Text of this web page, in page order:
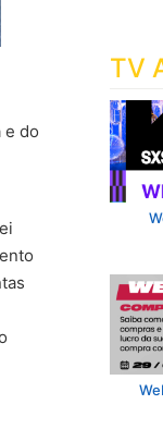
e do
TV